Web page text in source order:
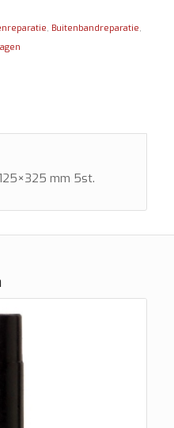
, Buitenbandreparatie,
mm 5st.